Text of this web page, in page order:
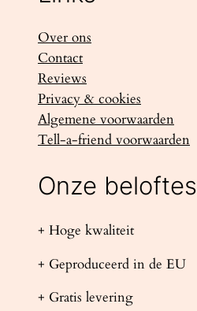
Over ons
Contact
Reviews
Privacy & cookies
Algemene voorwaarden
Tell-a-friend voorwaarden
Onze beloftes
+ Hoge kwaliteit
+ Geproduceerd in de EU
+ Gratis levering